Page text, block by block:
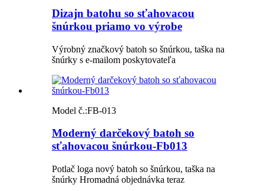
Dizajn batohu so sťahovacou
šnúrkou priamo vo výrobe
Výrobný značkový batoh so šnúrkou, taška na
šnúrky s e-mailom poskytovateľa
Model č.:FB-013
Moderný darčekový batoh so
sťahovacou šnúrkou-Fb013
Potlač loga nový batoh so šnúrkou, taška na
šnúrky Hromadná objednávka teraz